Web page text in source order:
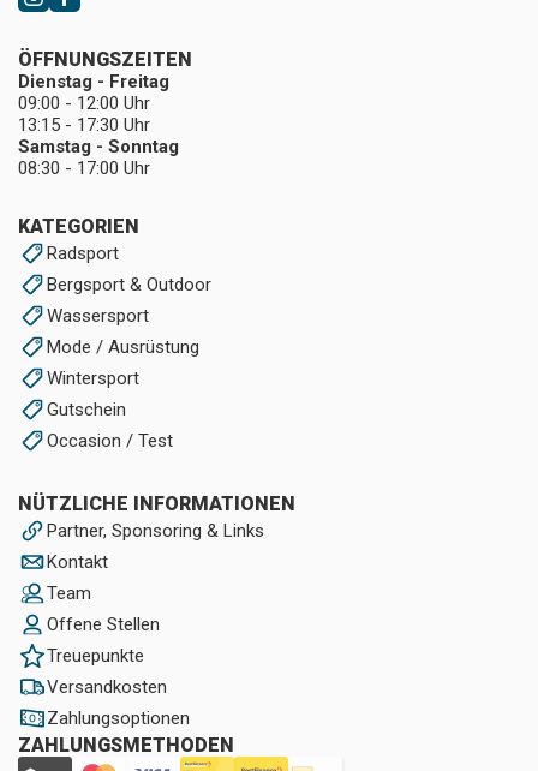
KATEGORIEN
Radsport
Bergsport & Outdoor
Wassersport
Mode / Ausrüstung
Wintersport
Gutschein
Occasion / Test
NÜTZLICHE INFORMATIONEN
Partner, Sponsoring & Links
Kontakt
Team
Offene Stellen
Treuepunkte
Versandkosten
Zahlungsoptionen
ZAHLUNGSMETHODEN
ÖFFNUNGSZEITEN
Dienstag - Freitag
09:00 - 12:00 Uhr
13:15 - 17:30 Uhr
Samstag - Sonntag
08:30 - 17:00 Uhr